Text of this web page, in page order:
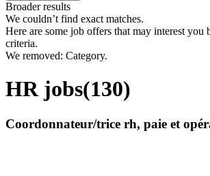
Broader results
We couldn’t find exact matches.
Here are some job offers that may interest you
criteria.
We removed: Category.
HR jobs(130)
Coordonnateur/trice rh, paie et